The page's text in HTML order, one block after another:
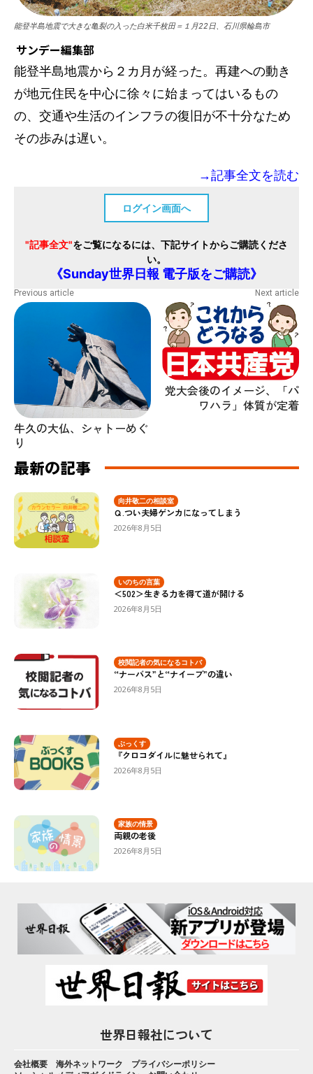
能登半島地震で大きな亀裂の入った白米千枚田＝１月22日、石川県輪島市
サンデー編集部
能登半島地震から２カ月が経った。再建への動き
が地元住民を中心に徐々に始まってはいるもの
の、交通や生活のインフラの復旧が不十分なため
その歩みは遅い。
→記事全文を読む
ログイン画面へ
"記事全文"をご覧になるには、下記サイトからご購読くださ
い。
《Sunday世界日報 電子版をご購読》
Previous article
牛久の大仏、シャトーめぐ
り
Next article
党大会後のイメージ、「パ
ワハラ」体質が定着
最新の記事
向井敬二の相談室
Ｑ.つい夫婦ゲンカになってしまう
2026年8月5日
いのちの言葉
＜502＞生きる力を得て道が開ける
2026年8月5日
校閲記者の気になるコトバ
“ナーバス”と“ナイーブ”の違い
2026年8月5日
ぶっくす
『クロコダイルに魅せられて』
2026年8月5日
家族の情景
両親の老後
2026年8月5日
世界日報社について
会社概要 海外ネットワーク
プライバシーポリシー